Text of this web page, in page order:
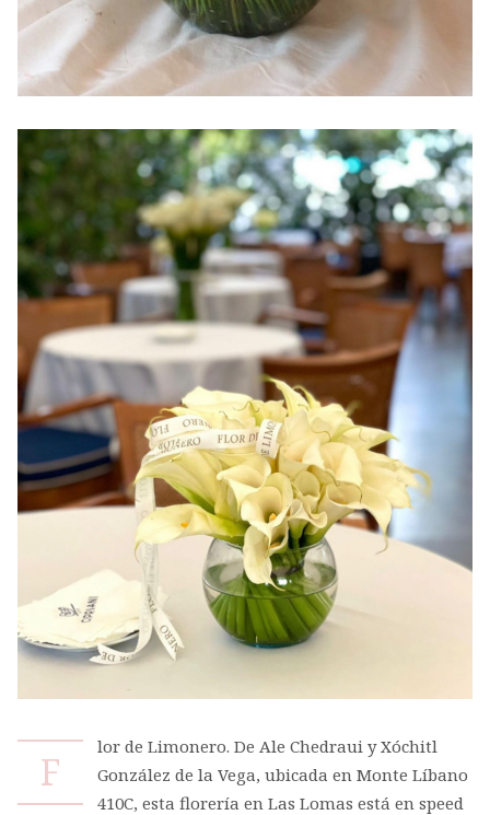
F
lor de Limonero. De Ale Chedraui y Xóchitl
González de la Vega, ubicada en Monte Líbano
410C, esta florería en Las Lomas está en speed